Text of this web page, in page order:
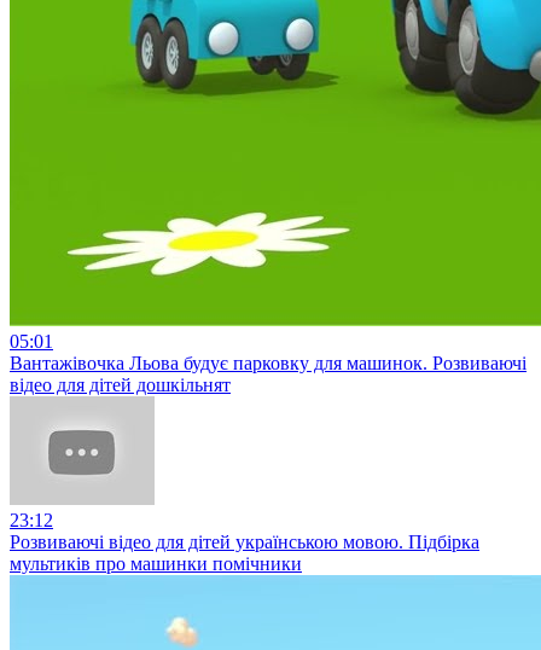
05:01
Вантажівочка Льова будує парковку для машинок. Розвиваючі
відео для дітей дошкільнят
23:12
Розвиваючі відео для дітей українською мовою. Підбірка
мультиків про машинки помічники